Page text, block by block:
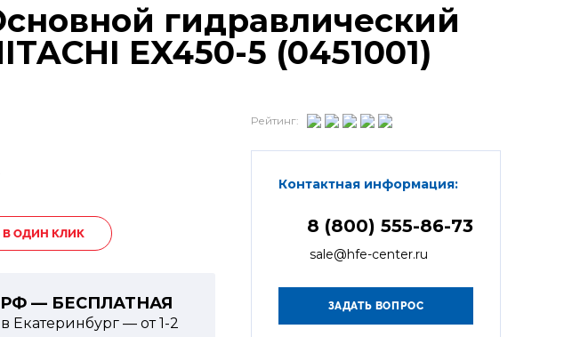
гидравлический
EX450-5 (0451001)
В ОДИН КЛИК
РФ — БЕСПЛАТНАЯ
Екатеринбург — от1-2
Рейтинг:
Контактная информация:
8 (800) 555-86-73
sale@hfe-center.ru